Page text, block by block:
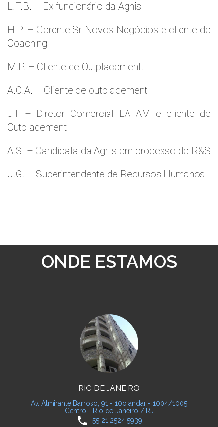
L.T.B. – Ex funcionário da Agnis
H.P. – Gerente Sr Novos Negócios e cliente de
Coaching
M.P. – Cliente de Outplacement.
A.C.A. – Cliente de outplacement
JT – Diretor Comercial LATAM e cliente de
Outplacement
A.S. – Candidata da Agnis em processo de R&S
J.G. – Superintendente de Recursos Humanos
ONDE ESTAMOS
RIO DE JANEIRO
Av. Almirante Barroso, 91 - 10o andar - 1004/1005
Centro - Rio de Janeiro / RJ
phone +55 21 2524 5939